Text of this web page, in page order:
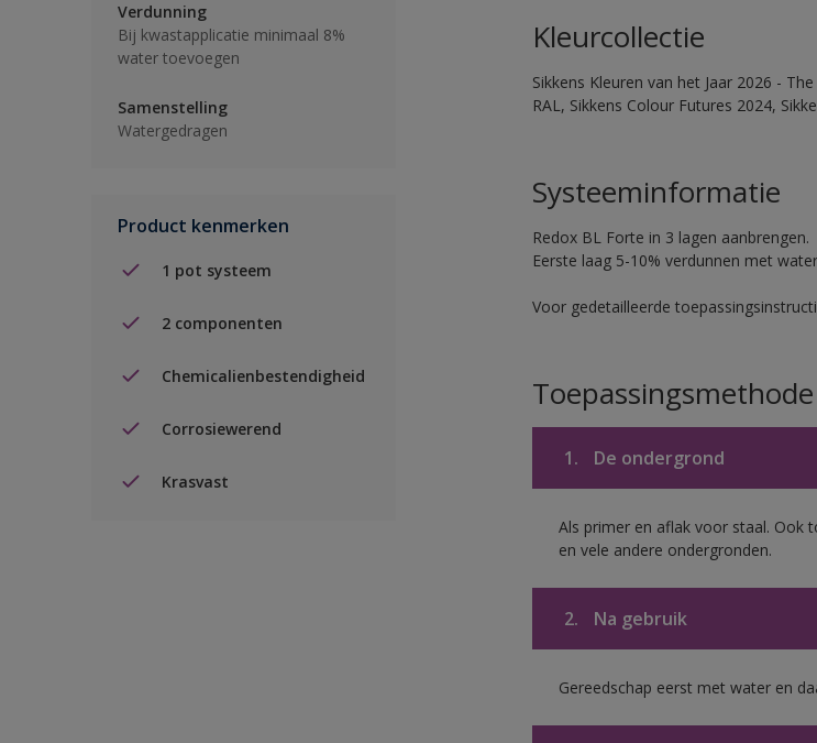
Verdunning
Bij kwastapplicatie minimaal 8%
water toevoegen
Samenstelling
Watergedragen
Product kenmerken
1 pot systeem
2 componenten
Chemicalienbestendigheid
Corrosiewerend
Krasvast
Kleurcollectie
Sikkens Kleuren van het Jaar 2026 -
RAL, Sikkens Colour Futures 2024,
Systeeminformatie
Redox BL Forte in 3 lagen aanbrengen.
Eerste laag 5-10% verdunnen met
Voor gedetailleerde
Toepassingsmethode
1. De ondergrond
Als primer en aflak voor staal. Ook
en vele andere ondergronden.
2. Na gebruik
Gereedschap eerst met water en